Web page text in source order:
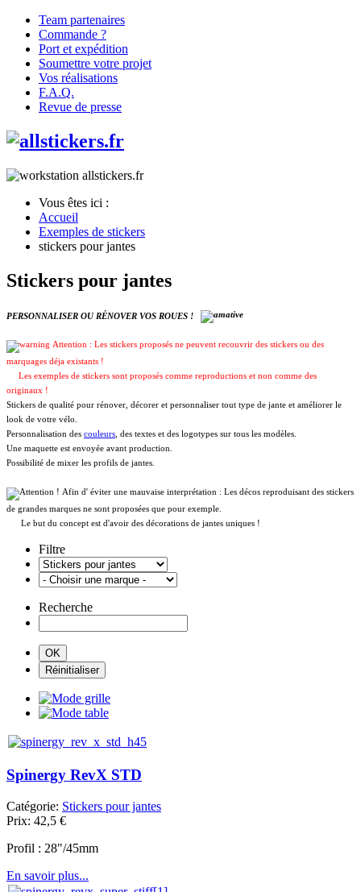
Team partenaires
Commande ?
Port et expédition
Soumettre votre projet
Vos réalisations
F.A.Q.
Revue de presse
Vous êtes ici :
Accueil
Exemples de stickers
stickers pour jantes
Stickers pour jantes
PERSONNALISER OU RÉNOVER VOS ROUES !
Attention : Les stickers proposés ne peuvent recouvrir des stickers ou des
marquages déja existants !
Les exemples de stickers sont proposés comme reproductions et non comme des
originaux !
Stickers de qualité pour rénover, décorer et personnaliser tout type de jante et améliorer le
look de votre vélo.
Personnalisation des couleurs , des textes et des logotypes sur tous les modèles.
Une maquette est envoyée avant production.
Possibilité de mixer les profils de jantes.
Afin d' éviter une mauvaise interprétation : Les décos reproduisant des stickers
de grandes marques ne sont proposées que pour exemple.
Le but du concept est d'avoir des décorations de jantes uniques !
Filtre
Recherche
Spinergy RevX STD
Catégorie: Stickers pour jantes
Prix: 42,5 €
Profil : 28"/45mm
En savoir plus...